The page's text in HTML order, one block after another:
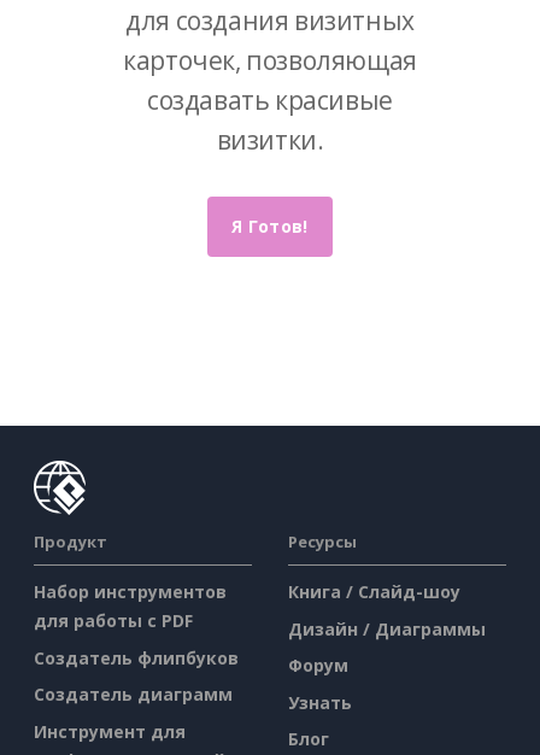
для создания визитных
карточек, позволяющая
создавать красивые
визитки.
Я Готов!
Продукт
Набор инструментов
для работы с PDF
Создатель флипбуков
Создатель диаграмм
Инструмент для
Ресурсы
Книга / Слайд-шоу
Дизайн / Диаграммы
Форум
Узнать
Блог